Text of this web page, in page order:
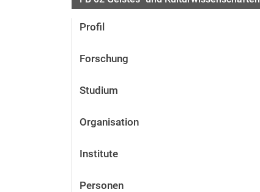
Profil
Forschung
Studium
Organisation
Institute
Personen